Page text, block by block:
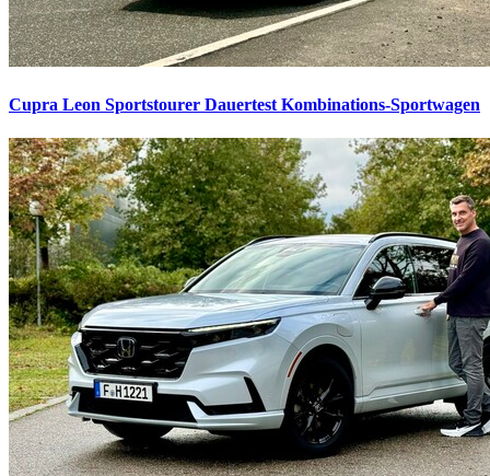
Cupra Leon Sportstourer Dauertest Kombinations-Sportwagen